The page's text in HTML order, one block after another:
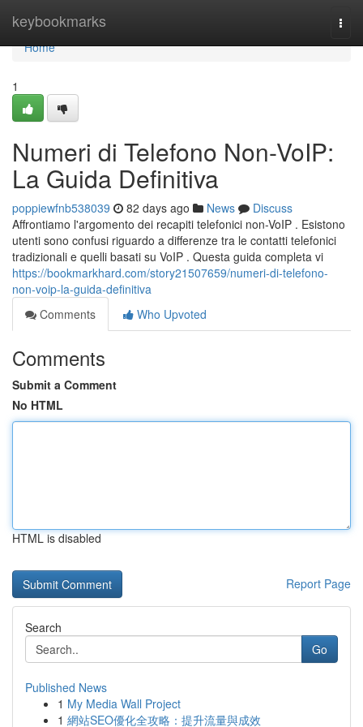
keybookmarks
Home
Home
1
Numeri di Telefono Non-VoIP:
La Guida Definitiva
poppiewfnb538039 82 days ago News
Discuss
Affrontiamo l'argomento dei recapiti telefonici non-VoIP . Esistono
utenti sono confusi riguardo a differenze tra le contatti telefonici
tradizionali e quelli basati su VoIP . Questa guida completa vi
https://bookmarkhard.com/story21507659/numeri-di-telefono-
non-voip-la-guida-definitiva
Comments
Who Upvoted
Comments
Submit a Comment
No HTML
HTML is disabled
Report Page
Search
Go
Published News
1 My Media Wall Project
1 網站SEO優化全攻略：提升流量與成效